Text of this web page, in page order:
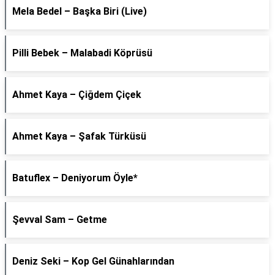
Mela Bedel – Başka Biri (Live)
Pilli Bebek – Malabadi Köprüsü
Ahmet Kaya – Çiğdem Çiçek
Ahmet Kaya – Şafak Türküsü
Batuflex – Deniyorum Öyle*
Şevval Sam – Getme
Deniz Seki – Kop Gel Günahlarından